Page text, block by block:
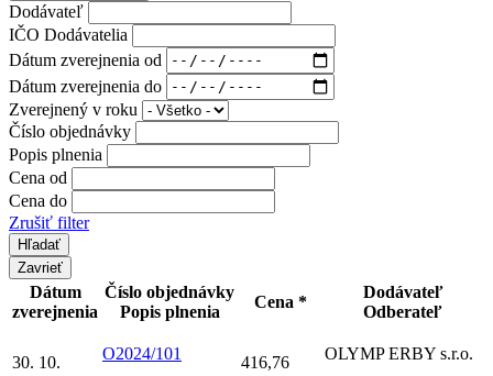
Dodávateľ
IČO Dodávatelia
Dátum zverejnenia od
Dátum zverejnenia do
Zverejnený v roku
Číslo objednávky
Popis plnenia
Cena od
Cena do
Zrušiť filter
Zavrieť
Dátum
zverejnenia
Číslo objednávky
Popis plnenia
Cena *
Dodávateľ
Odberateľ
30. 10.
O2024/101
416,76
OLYMP ERBY s.r.o.